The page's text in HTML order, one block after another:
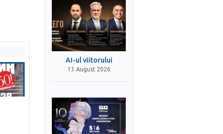
AI-ul viitorului
13 August 2026